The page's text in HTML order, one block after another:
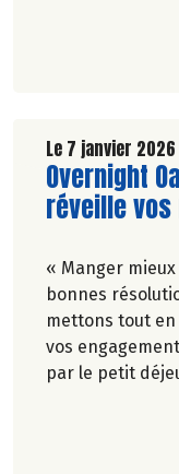
aux crises
est pourtant
Le 7 janvier 2026
Lire la
Overnight
réveille
« Manger
bonnes
mettons tout
vos
par le petit